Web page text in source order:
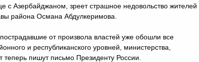
с Азербайджаном, зреет страшное недовольство жителей
района Османа Абдулкеримова.
от произвола властей уже обошли все
и республиканского уровней, министерства,
теперь пишут письмо Президенту России.